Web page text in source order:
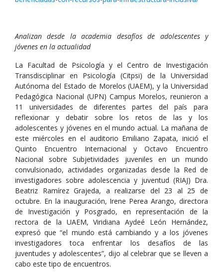
Analizan desde la academia desafíos de adolescentes y
jóvenes en la actualidad
La Facultad de Psicología y el Centro de Investigación
Transdisciplinar en Psicología (Citpsi) de la Universidad
Autónoma del Estado de Morelos (UAEM), y la Universidad
Pedagógica Nacional (UPN) Campus Morelos, reunieron a
11 universidades de diferentes partes del país para
reflexionar y debatir sobre los retos de las y los
adolescentes y jóvenes en el mundo actual. La mañana de
este miércoles en el auditorio Emiliano Zapata, inició el
Quinto Encuentro Internacional y Octavo Encuentro
Nacional sobre Subjetividades juveniles en un mundo
convulsionado, actividades organizadas desde la Red de
investigadores sobre adolescencia y juventud (RIAJ) Dra.
Beatriz Ramírez Grajeda, a realizarse del 23 al 25 de
octubre. En la inauguración, Irene Perea Arango, directora
de Investigación y Posgrado, en representación de la
rectora de la UAEM, Viridiana Aydeé León Hernández,
expresó que “el mundo está cambiando y a los jóvenes
investigadores toca enfrentar los desafíos de las
juventudes y adolescentes”, dijo al celebrar que se lleven a
cabo este tipo de encuentros.